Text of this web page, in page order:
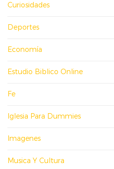
Curiosidades
Deportes
Economía
Estudio Biblico Online
Fe
Iglesia Para Dummies
Imagenes
Musica Y Cultura